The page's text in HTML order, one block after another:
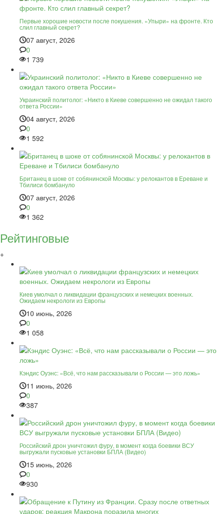
Первые хорошие новости после покушения. «Упыри» на фронте. Кто
слил главный секрет?
07 август, 2026
0
1 739
Украинский политолог: «Никто в Киеве совершенно не ожидал такого
ответа России»
04 август, 2026
0
1 592
Британец в шоке от собянинской Москвы: у релокантов в Ереване и
Тбилиси бомбануло
07 август, 2026
0
1 362
Рейтинговые
+
Киев умолчал о ликвидации французских и немецких военных.
Ожидаем некрологи из Европы
10 июнь, 2026
0
1 058
Кэндис Оуэнс: «Всё, что нам рассказывали о России — это ложь»
11 июнь, 2026
0
387
Российский дрон уничтожил фуру, в момент когда боевики ВСУ
выгружали пусковые установки БПЛА (Видео)
15 июнь, 2026
0
930